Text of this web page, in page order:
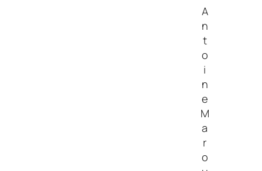
A
n
t
o
i
n
e
M
a
r
o